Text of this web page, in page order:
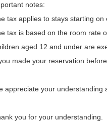
notes:
tax applies to stays starting on
tax is based on the room rate
aged 12 and under are
made your reservation
appreciate your understanding
you for your understanding.